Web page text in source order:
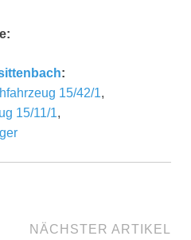
:
15/42/1,
15/11/1,
NÄCHSTER ARTIKEL